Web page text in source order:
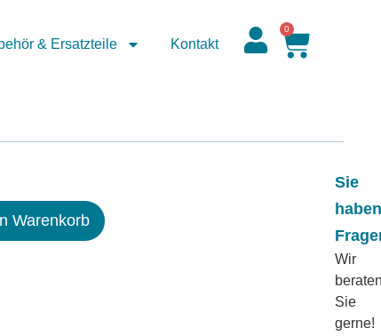
& Ersatzteile Kontakt
0
Warenkorb
Sie
haben
Wir
Sie
gerne!